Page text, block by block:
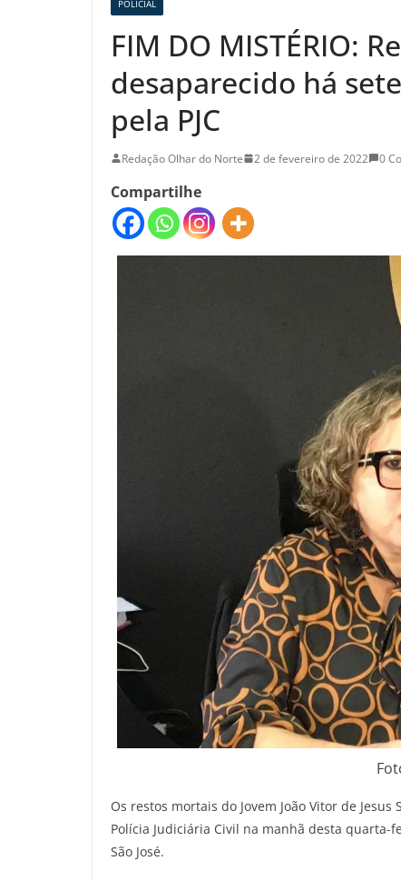
POLICIAL
FIM DO MISTÉRIO:
desaparecido há
pela PJC
Redação Olhar do Norte 2 de fevereiro de 2022 0
Compartilhe
Os restos mortais do Jovem João Vitor de
Polícia Judiciária Civil na manhã desta quarta-
São José.